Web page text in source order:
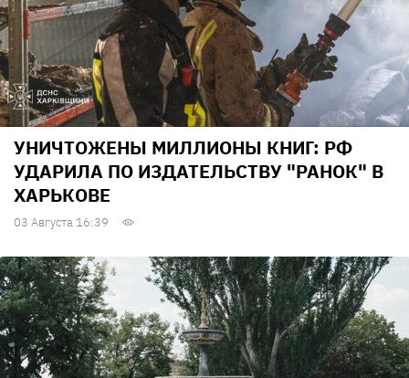
УНИЧТОЖЕНЫ МИЛЛИОНЫ КНИГ: РФ
УДАРИЛА ПО ИЗДАТЕЛЬСТВУ "РАНОК" В
ХАРЬКОВЕ
03 Августа 16:39